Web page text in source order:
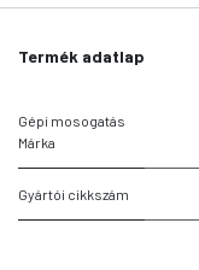
Termék adatlap
Gépi mosogatás
Márka
Gyártói cikkszám